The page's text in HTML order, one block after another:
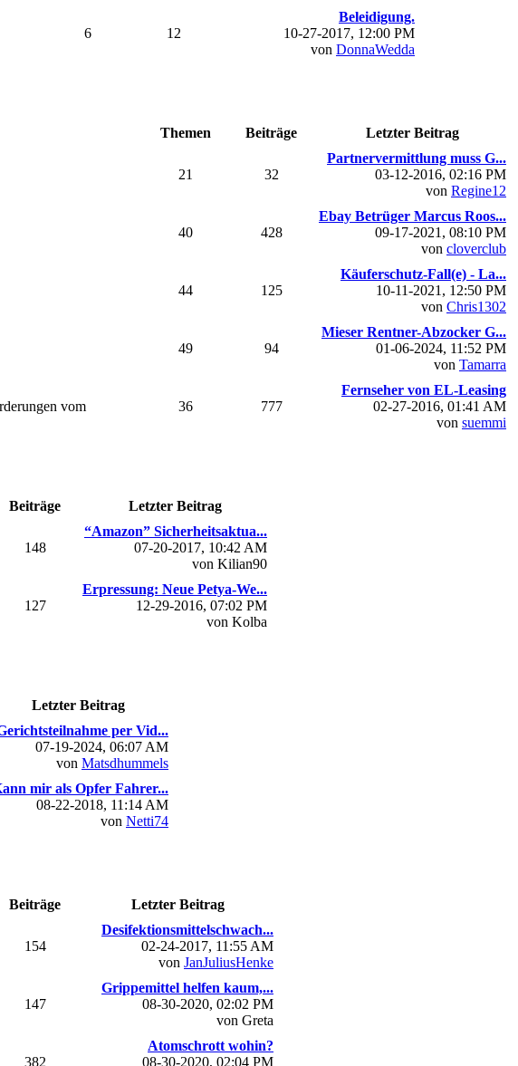
6 12
Beleidigung.
10-27-2017, 12:00 PM
von DonnaWedda
Themen Beiträge Letzter Beitrag
21 32
Partnervermittlung muss G...
03-12-2016, 02:16 PM
von Regine12
40 428
Ebay Betrüger Marcus Roos...
09-17-2021, 08:10 PM
von cloverclub
44 125
Käuferschutz-Fall(e) - La...
10-11-2021, 12:50 PM
von Chris1302
49 94
Mieser Rentner-Abzocker G...
01-06-2024, 11:52 PM
von Tamarra
vom
36 777
Fernseher von EL-Leasing
02-27-2016, 01:41 AM
von suemmi
Beiträge Letzter Beitrag
148
“Amazon” Sicherheitsaktua...
07-20-2017, 10:42 AM
von Kilian90
127
Erpressung: Neue Petya-We...
12-29-2016, 07:02 PM
von Kolba
Letzter Beitrag
per Vid...
07-19-2024, 06:07 AM
von Matsdhummels
mir als Opfer Fahrer...
08-22-2018, 11:14 AM
von Netti74
Beiträge Letzter Beitrag
154
Desifektionsmittelschwach...
02-24-2017, 11:55 AM
von JanJuliusHenke
147
Grippemittel helfen kaum,...
08-30-2020, 02:02 PM
von Greta
382
Atomschrott wohin?
08-30-2020, 02:04 PM